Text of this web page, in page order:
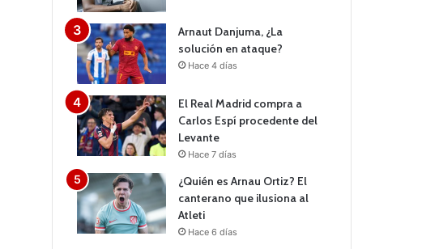
Arnaut Danjuma, ¿La
solución en ataque?
Hace 4 días
El Real Madrid compra a
Carlos Espí procedente del
Levante
Hace 7 días
¿Quién es Arnau Ortiz? El
canterano que ilusiona al
Atleti
Hace 6 días